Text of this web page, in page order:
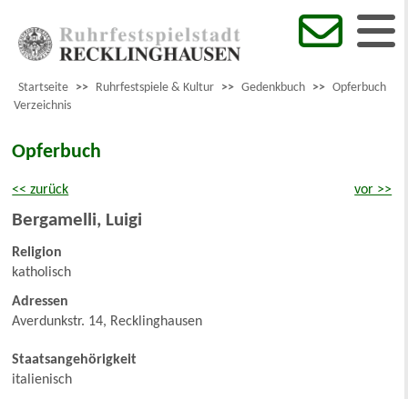
Startseite >> Ruhrfestspiele & Kultur >> Gedenkbuch >> Opferbuch
Verzeichnis
Opferbuch
<< zurück vor >>
Bergamelli, Luigi
Religion
katholisch
Adressen
Averdunkstr. 14, Recklinghausen
Staatsangehörigkeit
italienisch